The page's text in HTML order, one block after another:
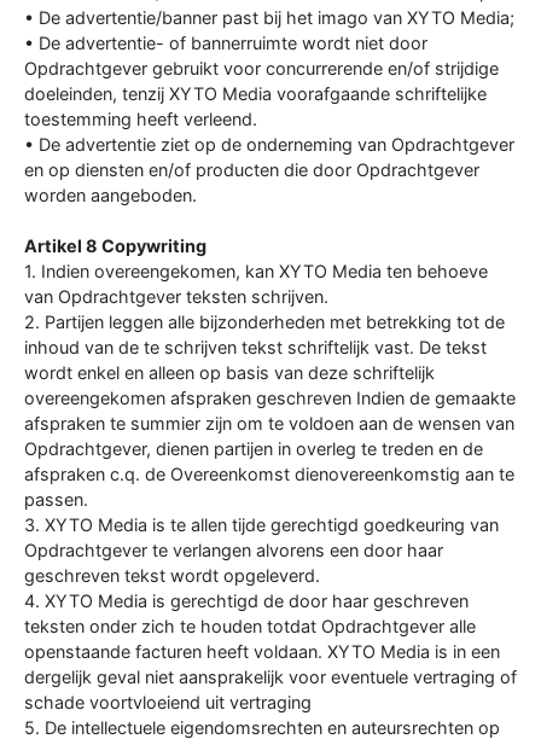
• De advertentie/banner past bij het imago van XYTO Media;
• De advertentie- of bannerruimte wordt niet door
Opdrachtgever gebruikt voor concurrerende en/of strijdige
doeleinden, tenzij XYTO Media voorafgaande schriftelijke
toestemming heeft verleend.
• De advertentie ziet op de onderneming van Opdrachtgever
en op diensten en/of producten die door Opdrachtgever
worden aangeboden.
Artikel 8 Copywriting
1. Indien overeengekomen, kan XYTO Media ten behoeve
van Opdrachtgever teksten schrijven.
2. Partijen leggen alle bijzonderheden met betrekking tot de
inhoud van de te schrijven tekst schriftelijk vast. De tekst
wordt enkel en alleen op basis van deze schriftelijk
overeengekomen afspraken geschreven Indien de gemaakte
afspraken te summier zijn om te voldoen aan de wensen van
Opdrachtgever, dienen partijen in overleg te treden en de
afspraken c.q. de Overeenkomst dienovereenkomstig aan te
passen.
3. XYTO Media is te allen tijde gerechtigd goedkeuring van
Opdrachtgever te verlangen alvorens een door haar
geschreven tekst wordt opgeleverd.
4. XYTO Media is gerechtigd de door haar geschreven
teksten onder zich te houden totdat Opdrachtgever alle
openstaande facturen heeft voldaan. XYTO Media is in een
dergelijk geval niet aansprakelijk voor eventuele vertraging of
schade voortvloeiend uit vertraging
5. De intellectuele eigendomsrechten en auteursrechten op